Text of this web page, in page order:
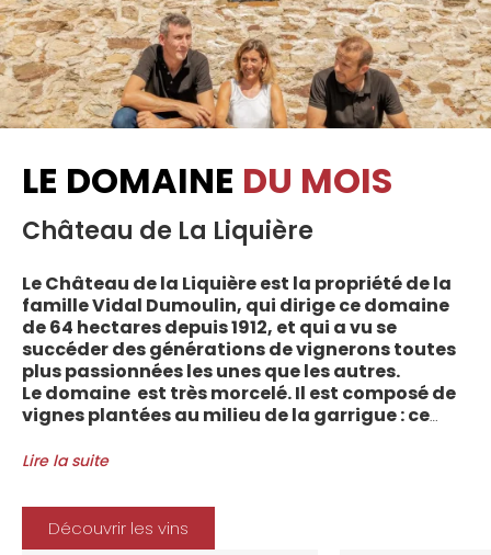
LE DOMAINE DU MOIS
Château de La Liquière
Le Château de la Liquière est la propriété de la
famille Vidal Dumoulin, qui dirige ce domaine
de 64 hectares depuis 1912, et qui a vu se
succéder des générations de vignerons toutes
plus passionnées les unes que les autres.
Le domaine est très morcelé. Il est composé de
vignes plantées au milieu de la garrigue : ce
entre les villages d’Autignac, Caussiniojouls,
l’Appellation. La grande majorité des parcelles,
sur sols de schistes, font face au sud, à la
Méditerranée.
Lire la suite
Découvrir les vins